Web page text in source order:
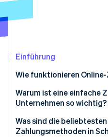
Betrugsprävention
Atlas
Online-Identitätsprüfung
Stripe-
Einführung
Wie funktionieren
Digital-natives
Breite Verwendung von
PSD2-Anforderungen
Warum ist eine einfache
Unternehmen so wichtig?
Was sind die
Zahlungsmethoden in